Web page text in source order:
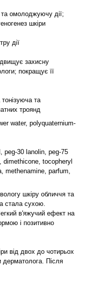
омолоджуючу дії;
шкіри
дії
захисну
покращує її
та
троянд
water, polyquaternium-
peg-30 lanolin, peg-75
dimethicone, tocopheryl
methenamine, parfum,
шкіру обличчя та
стала сухою.
в'яжучий ефект на
і позитивно
від двох до чотирьох
дерматолога. Після